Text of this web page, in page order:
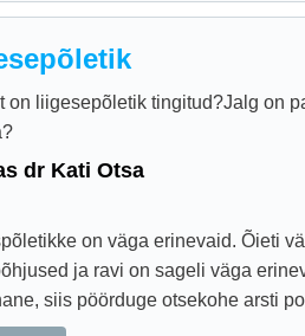
on liigesepõletik tingitud?Jalg on
dr Kati Otsa
on väga erinevaid. Õieti
ja ravi on sageli väga
siis pöörduge otsekohe arsti